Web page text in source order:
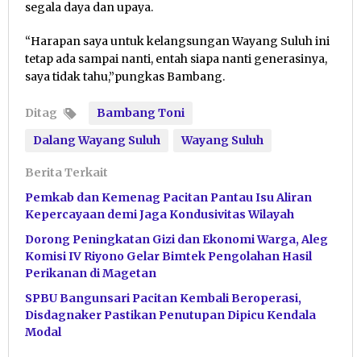
segala daya dan upaya.
“Harapan saya untuk kelangsungan Wayang Suluh ini
tetap ada sampai nanti, entah siapa nanti generasinya,
saya tidak tahu,”pungkas Bambang.
Ditag
Bambang Toni
Dalang Wayang Suluh
Wayang Suluh
Berita Terkait
Pemkab dan Kemenag Pacitan Pantau Isu Aliran
Kepercayaan demi Jaga Kondusivitas Wilayah
Dorong Peningkatan Gizi dan Ekonomi Warga, Aleg
Komisi IV Riyono Gelar Bimtek Pengolahan Hasil
Perikanan di Magetan
SPBU Bangunsari Pacitan Kembali Beroperasi,
Disdagnaker Pastikan Penutupan Dipicu Kendala
Modal